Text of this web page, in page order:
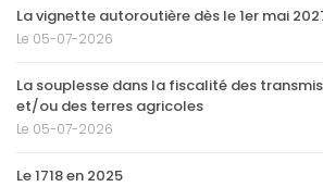
La vignette autoroutière dès le 1er mai
Le 05-07-2026
La souplesse dans la fiscalité des
et/ou des terres agricoles
Le 05-07-2026
Le 1718 en 2025